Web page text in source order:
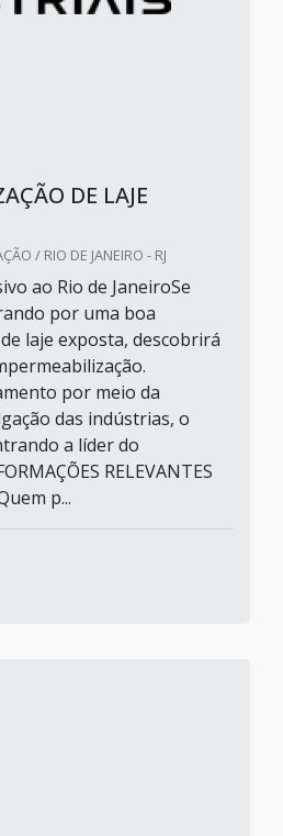
DE LAJE
/ RIO DE JANEIRO - RJ
ao Rio de JaneiroSe
por uma boa
laje exposta, descobrirá
por meio da
das indústrias, o
a líder do
RELEVANTES
p...